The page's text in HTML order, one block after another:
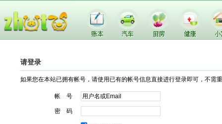
请登录
如果您在本站已拥有帐号，请使用已有的帐号信息直接进行登录即可，不需
帐 号
密 码